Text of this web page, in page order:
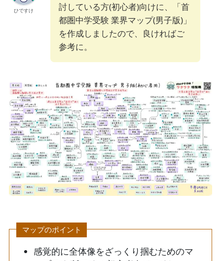
ひですけ
討している方(初心者)向けに、「首
都圏中学受験 業界マップ(男子版)」
を作成しましたので、良ければご
参考に。
マップのポイント
感覚的に全体像をざっくり掴むためのマ